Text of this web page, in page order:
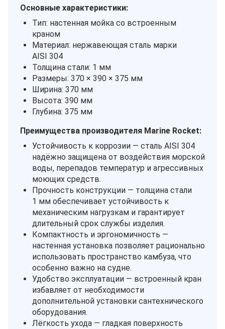
Основные характеристики:
Тип: настенная мойка со встроенным
краном
Материал: нержавеющая сталь марки
AISI 304
Толщина стали: 1 мм
Размеры: 370 × 390 × 375 мм
Ширина: 370 мм
Высота: 390 мм
Глубина: 375 мм
Преимущества производителя Marine Rocket:
Устойчивость к коррозии — сталь AISI 304
надёжно защищена от воздействия морской
воды, перепадов температур и агрессивных
моющих средств.
Прочность конструкции — толщина стали
1 мм обеспечивает устойчивость к
механическим нагрузкам и гарантирует
длительный срок службы изделия.
Компактность и эргономичность —
настенная установка позволяет рационально
использовать пространство камбуза, что
особенно важно на судне.
Удобство эксплуатации — встроенный кран
избавляет от необходимости
дополнительной установки сантехнического
оборудования.
Лёгкость ухода — гладкая поверхность